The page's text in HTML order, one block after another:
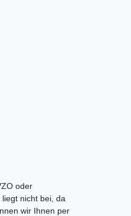
oder
nicht bei, da
wir Ihnen per